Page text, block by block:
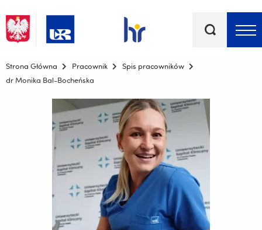
kluczowe
Menu - górna belka
Strona Główna Pracownik
Spis pracowników
dr Monika Bal-Bocheńska